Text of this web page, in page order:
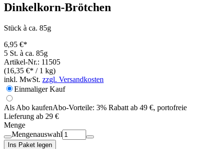
Dinkelkorn-Brötchen
Stück à ca. 85g
6,95 €*
5 St. à ca. 85g
Artikel-Nr.: 11505
(16,35 €* / 1 kg)
inkl. MwSt. zzgl. Versandkosten
Einmaliger Kauf
Als Abo kaufenAbo-Vorteile: 3% Rabatt ab 49 €, portofreie
Lieferung ab 29 €
Menge
Mengenauswahl
Ins Paket legen